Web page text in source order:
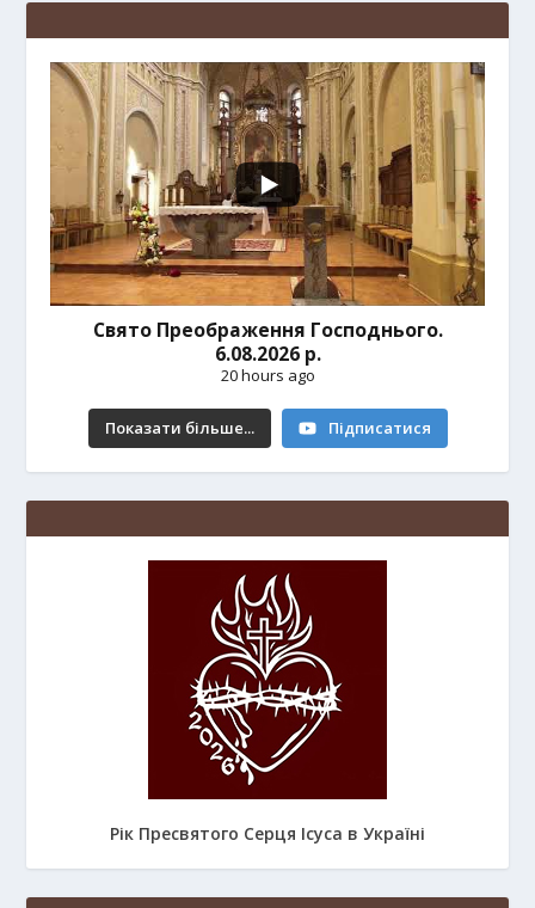
Свято Преображення Господнього.
6.08.2026 р.
20 hours ago
Показати більше... Підписатися
Рік Пресвятого Серця Ісуса в Україні